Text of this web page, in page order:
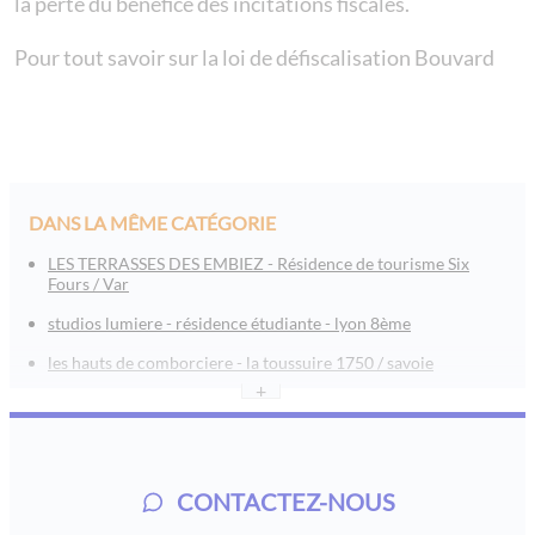
Pour tout savoir sur la loi de défiscalisation Bouvard
DANS LA MÊME CATÉGORIE
LES TERRASSES DES EMBIEZ - Résidence de tourisme Six
Fours / Var
studios lumiere - résidence étudiante - lyon 8ème
les hauts de comborciere - la toussuire 1750 / savoie
+
CONTACTEZ-NOUS